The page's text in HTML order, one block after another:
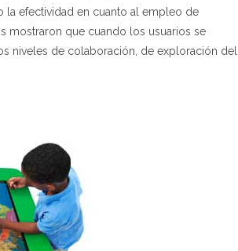
la efectividad en cuanto al empleo de
mostraron que cuando los usuarios se
niveles de colaboración, de exploración del